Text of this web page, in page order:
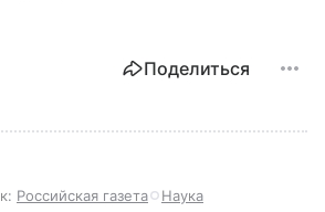
Поделиться
Российская газета Наука